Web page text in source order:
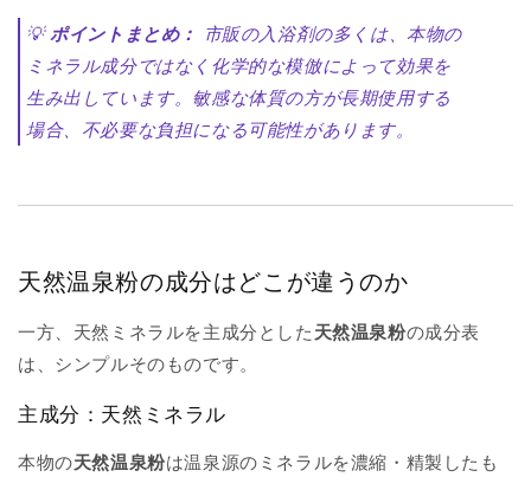
💡ポイントまとめ： 市販の入浴剤の多くは、本物の
ミネラル成分ではなく化学的な模倣によって効果を
生み出しています。敏感な体質の方が長期使用する
場合、不必要な負担になる可能性があります。
天然温泉粉の成分はどこが違うのか
一方、天然ミネラルを主成分とした 天然温泉粉の成分表
は、シンプルそのものです。
主成分：天然ミネラル
本物の天然温泉粉は温泉源のミネラルを濃縮・精製したも